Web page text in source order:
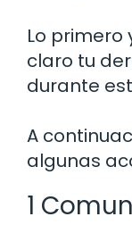
Lo
claro tu
durante
A
algunas
1